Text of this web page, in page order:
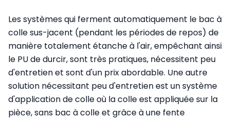
Les systèmes qui ferment automatiquement le bac à
colle sus-jacent (pendant les périodes de repos) de
manière totalement étanche à l'air, empêchant ainsi
le PU de durcir, sont très pratiques, nécessitent peu
d'entretien et sont d'un prix abordable. Une autre
solution nécessitant peu d'entretien est un système
d'application de colle où la colle est appliquée sur la
pièce, sans bac à colle et grâce à une fente